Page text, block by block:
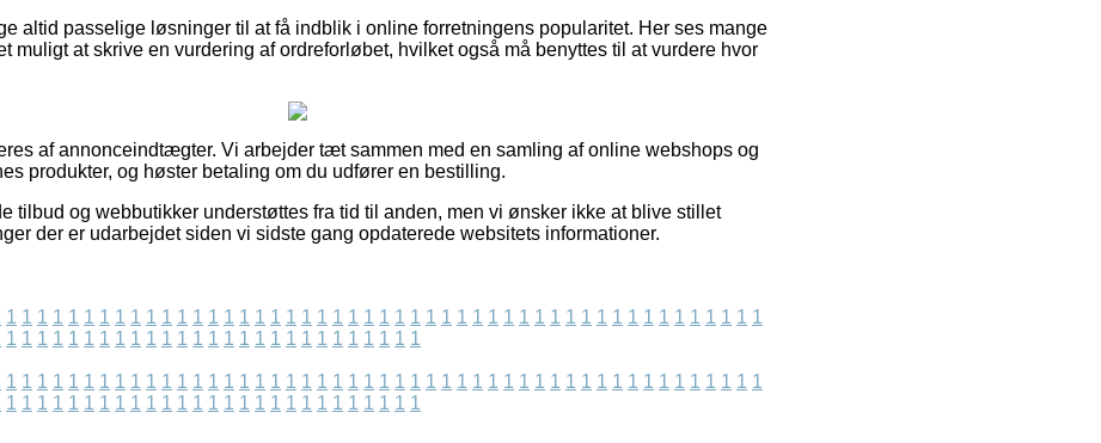
altid passelige løsninger til at få indblik i online forretningens popularitet. Her ses mange
muligt at skrive en vurdering af ordreforløbet, hvilket også må benyttes til at vurdere hvor
af annonceindtægter. Vi arbejder tæt sammen med en samling af online webshops og
produkter, og høster betaling om du udfører en bestilling.
tilbud og webbutikker understøttes fra tid til anden, men vi ønsker ikke at blive stillet
der er udarbejdet siden vi sidste gang opdaterede websitets informationer.
1 1 1 1 1 1 1 1 1 1 1 1 1 1 1 1 1 1 1 1 1 1 1 1 1 1 1 1 1 1 1 1 1 1 1 1 1 1 1 1 1 1 1 1 1 1 1 1 1
1 1 1 1 1 1 1 1 1 1 1 1 1 1 1 1 1 1 1 1 1 1 1 1 1 1 1
1 1 1 1 1 1 1 1 1 1 1 1 1 1 1 1 1 1 1 1 1 1 1 1 1 1 1 1 1 1 1 1 1 1 1 1 1 1 1 1 1 1 1 1 1 1 1 1 1
1 1 1 1 1 1 1 1 1 1 1 1 1 1 1 1 1 1 1 1 1 1 1 1 1 1 1